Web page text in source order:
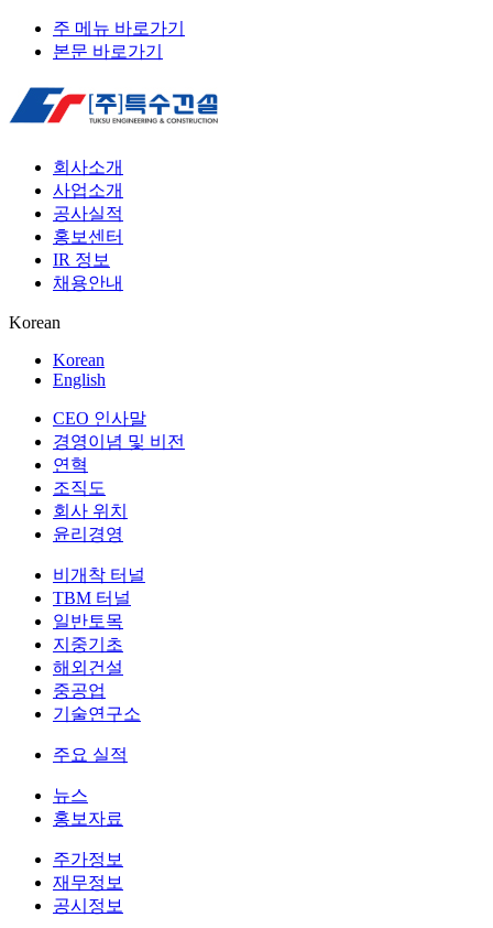
주 메뉴 바로가기
본문 바로가기
회사소개
사업소개
공사실적
홍보센터
IR 정보
채용안내
Korean
Korean
English
CEO 인사말
경영이념 및 비전
연혁
조직도
회사 위치
윤리경영
비개착 터널
TBM 터널
일반토목
지중기초
해외건설
중공업
기술연구소
주요 실적
뉴스
홍보자료
주가정보
재무정보
공시정보